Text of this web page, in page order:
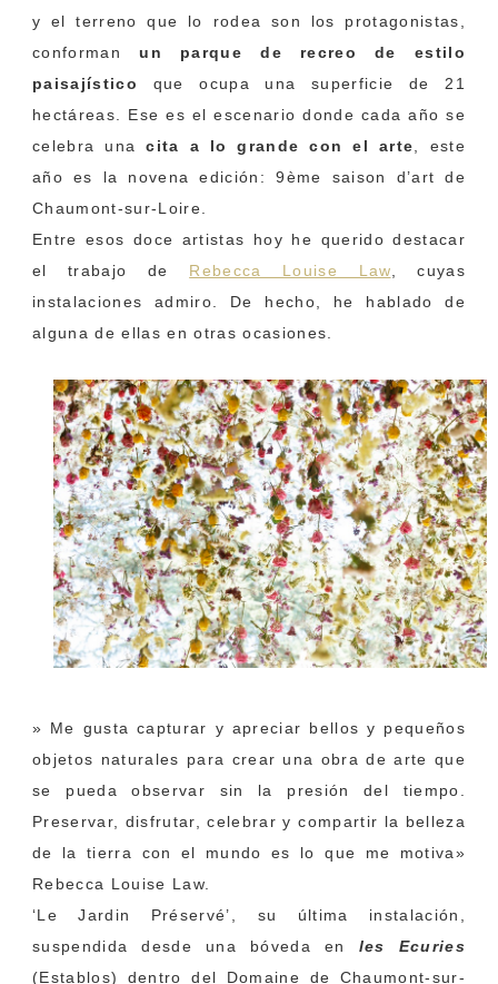
y el terreno que lo rodea son los protagonistas,
conformanun parque de recreo de estilo
paisajístico que ocupa una superficie de 21
hectáreas. Ese es el escenario donde cada año se
celebra unacita a lo grande con el arte , este
año es la novena edición: 9ème saison d’art de
Chaumont-sur-Loire.
Entre esos doce artistas hoy he querido destacar
el trabajo de Rebecca Louise Law , cuyas
instalaciones admiro. De hecho, he hablado de
alguna de ellas en otras ocasiones.
» Me gusta capturar y apreciar bellos y pequeños
objetos naturales para crear una obra de arte que
se pueda observar sin la presión del tiempo.
Preservar, disfrutar, celebrar y compartir la belleza
de la tierra con el mundo es lo que me motiva»
Rebecca Louise Law.
‘Le Jardin Préservé’, su última instalación,
suspendida desde una bóveda en les Ecuries
(Establos) dentro del Domaine de Chaumont-sur-